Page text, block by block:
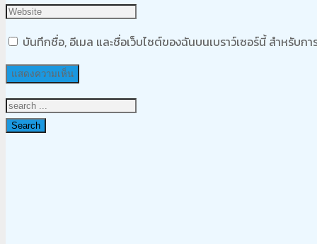
บันทึกชื่อ, อีเมล และชื่อเว็บไซต์ของฉันบนเบราว์เซอร์นี้ สำหรับก
Search